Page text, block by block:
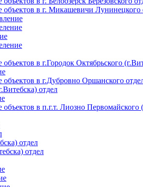
объектов в г. Микашевичи Лунинецкого
в г.Городок Октябрьского
объектов в г.Дубровно Оршанского
отдел
в п.г.т. Лиозно Первомайского
отдел
отдел